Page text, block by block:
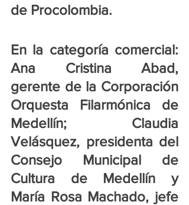
de Procolombia.
En la categoría comercial:
Ana Cristina Abad,
gerente de la Corporación
Orquesta Filarmónica de
Medellín; Claudia
Velásquez, presidenta del
Consejo Municipal de
Cultura de Medellín y
María Rosa Machado, jefe